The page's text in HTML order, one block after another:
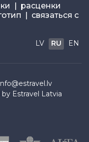
| расценки
| связаться с
LV RU EN
Estravel Latvia